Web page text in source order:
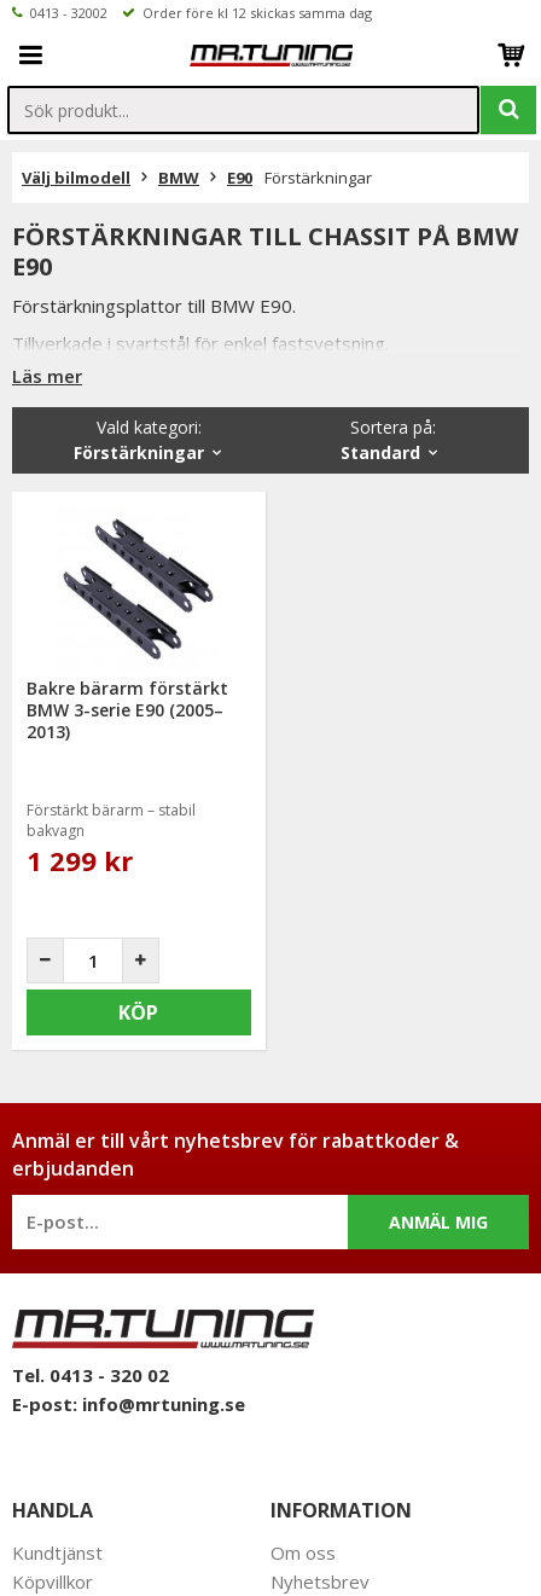
0413 - 32002 Order före kl 12 skickas samma dag
Välj bilmodell BMW E90 Förstärkningar
FÖRSTÄRKNINGAR TILL CHASSIT PÅ BMW
E90
Förstärkningsplattor till BMW E90.
Tillverkade i svartstål för enkel fastsvetsning.
Ni når oss på 041332002 (vardagar 9-16) eller per mail
info@mrtuning.se
Läs mer
Sortera på:
Standard
Vald kategori:
Förstärkningar
Bakre bärarm förstärkt
BMW 3-serie E90 (2005–
2013)
Förstärkt bärarm – stabil
bakvagn
1 299 kr
KÖP
Anmäl er till vårt nyhetsbrev för rabattkoder &
erbjudanden
ANMÄL MIG
Tel. 0413 - 320 02
E-post: info@mrtuning.se
HANDLA
Kundtjänst
Köpvillkor
INFORMATION
Om oss
Nyhetsbrev